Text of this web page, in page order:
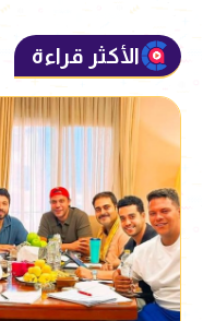
الأكثر قراءة